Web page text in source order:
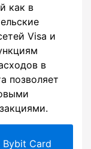
как в
Visa и
в
позволяет
Bybit Card